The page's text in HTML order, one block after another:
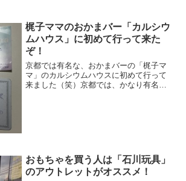
全に証明できる新聞の記事を発見しまし
た。私の地元の京都新聞に...
梶子ママのおかまバー「カルシウ
ムハウス」に初めて行って来た
ぞ！
京都では有名な、おかまバーの「梶子マ
マ」のカルシウムハウスに初めて行って
来ました（笑）京都では、かなり有名は
おもちゃを買う人は「石川玩具」
のアウトレットがオススメ！